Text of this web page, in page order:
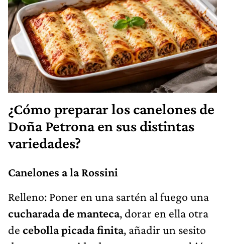
¿Cómo preparar los canelones de
Doña Petrona en sus distintas
variedades?
Canelones a la Rossini
Relleno: Poner en una sartén al fuego una
cucharada de manteca, dorar en ella otra
de cebolla picada finita, añadir un sesito